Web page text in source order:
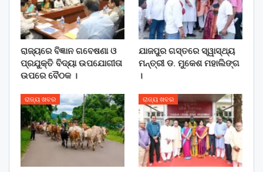
ରାଜ୍ୟରେ ବିଜ୍ଞାନ ଗବେଷଣା ଓ
ପ୍ରଯୁକ୍ତି ବିଦ୍ୟା ଉପଯୋଗୀତା
ଉପରେ ବୈଠକ ।
ଯାଜପୁର ଗସ୍ତରେ ସ୍ୱାସ୍ଥ୍ୟ
ମନ୍ତ୍ରୀ ଡ. ମୁକେଶ ମହାଲିଙ୍ଗ
।
ରାଜ୍ୟ ଖବର ରାଜ୍ୟ ଖବର